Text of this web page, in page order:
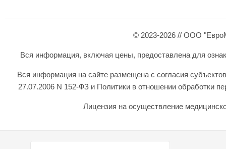
© 2023-2026 // ООО
Вся информация, включая цены, предоставлена для
Вся информация на сайте размещена с согласия
27.07.2006 N 152-ФЗ и Политики в отношении обработки
Лицензия на осуществление